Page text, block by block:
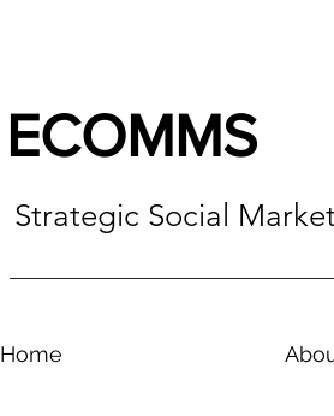
ECOMMS
Strategic Social
Home